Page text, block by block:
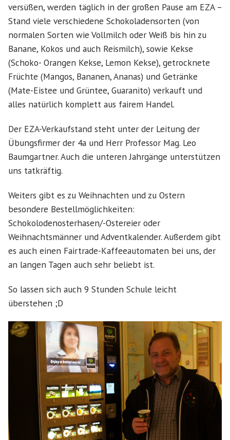
versüßen, werden täglich in der großen Pause am EZA –
Stand viele verschiedene Schokoladensorten (von
normalen Sorten wie Vollmilch oder Weiß bis hin zu
Banane, Kokos und auch Reismilch), sowie Kekse
(Schoko- Orangen Kekse, Lemon Kekse), getrocknete
Früchte (Mangos, Bananen, Ananas) und Getränke
(Mate-Eistee und Grüntee, Guaranito) verkauft und
alles natürlich komplett aus fairem Handel.
Der EZA-Verkaufstand steht unter der Leitung der
Übungsfirmer der 4a und Herr Professor Mag. Leo
Baumgartner. Auch die unteren Jahrgänge unterstützen
uns tatkräftig.
Weiters gibt es zu Weihnachten und zu Ostern
besondere Bestellmöglichkeiten:
Schokolodenosterhasen/-Ostereier oder
Weihnachtsmänner und Adventkalender. Außerdem gibt
es auch einen Fairtrade-Kaffeeautomaten bei uns, der
an langen Tagen auch sehr beliebt ist.
So lassen sich auch 9 Stunden Schule leicht
überstehen ;D